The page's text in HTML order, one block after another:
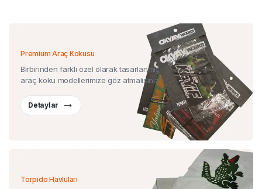
Premium Araç Kokusu
Birbirinden farklı özel olarak tasarlanmış
araç koku modellerimize göz atmalısınız.
Detaylar
Torpido Havluları